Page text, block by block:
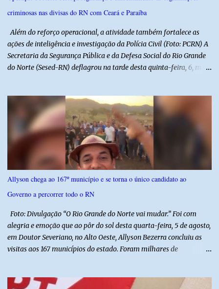
Municipal de Educação poderá expedir normas complementares
necessárias ao cumprimento da lei.
criminosas nas divisas do RN com Ceará e Paraíba
Além do reforço operacional, a atividade também fortalece as
ações de inteligência e investigação da Polícia Civil (Foto: PCRN) A
Secretaria da Segurança Pública e da Defesa Social do Rio Grande
do Norte (Sesed-RN) deflagrou na tarde desta quinta-feira, 6, mais
da segurança pública para o enfrentamento de organizações
criminosas nos municípios localizados nas divisas do Rio Grande
do Norte com os estados do Ceará e da Paraíba. A mobilização,
com concentração e saída de equipes policiais, ocorreu às 16h, no
município de Baraúna, no Oeste potiguar. A operação reúne
efetivos da Polícia Militar do Rio Grande do Norte, da Polícia Civil
do Rio Grande do Norte e da Polícia Militar do Ceará, reforçando a
atuação integrada entre as forças de segurança e intensificando o
combate à criminalidade nas áreas de fronteira interestadual. As
Allyson chega ao 167º município e se torna o único candidato ao
Governo a percorrer todo o RN
Foto: Divulgação “O Rio Grande do Norte vai mudar.” Foi com
alegria e emoção que ao pôr do sol desta quarta-feira, 5 de agosto,
em Doutor Severiano, no Alto Oeste, Allyson Bezerra concluiu as
visitas aos 167 municípios do estado. Foram milhares de
Governador Allyson Bezerra concluiu as agendas do 167 Razões RN